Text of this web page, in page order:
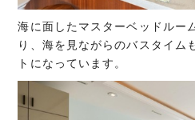
海に面したマスターベッドルー
り、海を見ながらのバスタイム
トになっています。